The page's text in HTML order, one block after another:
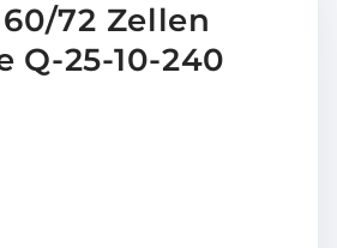
72 Zellen
Q-25-10-240